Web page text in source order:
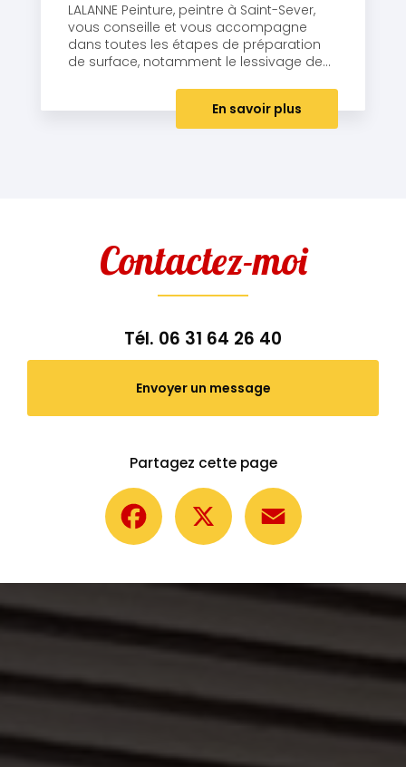
LALANNE Peinture, peintre à Saint-Sever,
vous conseille et vous accompagne
dans toutes les étapes de préparation
de surface, notamment le lessivage de...
En savoir plus
Contactez-moi
Tél. 06 31 64 26 40
Envoyer un message
Partagez cette page
Facebook